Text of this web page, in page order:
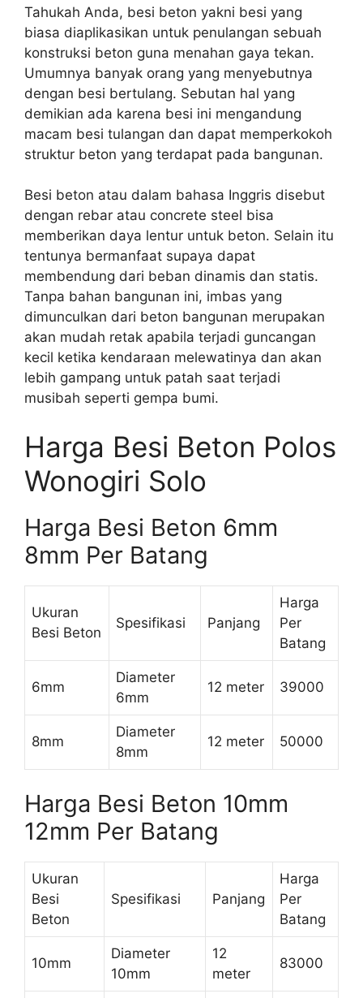
Tahukah Anda, besi beton yakni besi yang
biasa diaplikasikan untuk penulangan sebuah
konstruksi beton guna menahan gaya tekan.
Umumnya banyak orang yang menyebutnya
dengan besi bertulang. Sebutan hal yang
demikian ada karena besi ini mengandung
macam besi tulangan dan dapat memperkokoh
struktur beton yang terdapat pada bangunan.
Besi beton atau dalam bahasa Inggris disebut
dengan rebar atau concrete steel bisa
memberikan daya lentur untuk beton. Selain itu
tentunya bermanfaat supaya dapat
membendung dari beban dinamis dan statis.
Tanpa bahan bangunan ini, imbas yang
dimunculkan dari beton bangunan merupakan
akan mudah retak apabila terjadi guncangan
kecil ketika kendaraan melewatinya dan akan
lebih gampang untuk patah saat terjadi
musibah seperti gempa bumi.
Harga Besi Beton Polos
Wonogiri Solo
Harga Besi Beton 6mm
8mm Per Batang
Ukuran
Besi Beton
Spesifikasi Panjang
Harga
Per
Batang
6mm
Diameter
6mm
12 meter 39000
8mm
Diameter
8mm
12 meter 50000
Harga Besi Beton 10mm
12mm Per Batang
Ukuran
Besi
Beton
Spesifikasi Panjang
Harga
Per
Batang
10mm
Diameter
10mm
12
meter
83000